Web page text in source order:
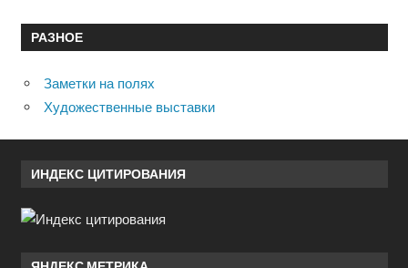
РАЗНОЕ
Заметки на полях
Художественные выставки
ИНДЕКС ЦИТИРОВАНИЯ